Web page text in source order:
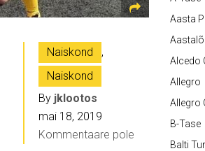
Naiskond
,
Naiskond
By jklootos
mai 18, 2019
Kommentaare pole
Aasta
Alcedo
Allegro
Allegro
B-Tase
Balti